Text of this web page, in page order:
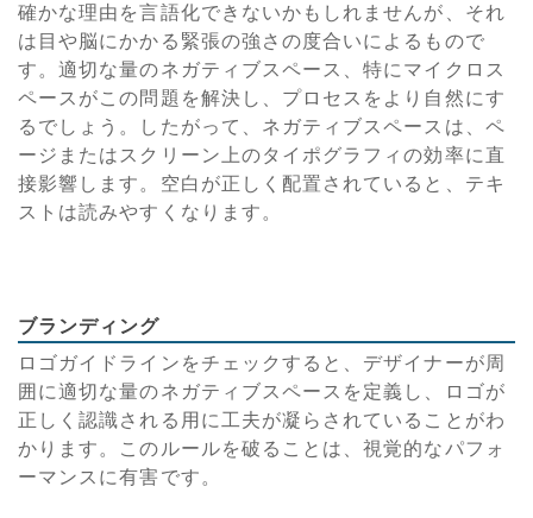
確かな理由を言語化できないかもしれませんが、それ
は目や脳にかかる緊張の強さの度合いによるもので
す。適切な量のネガティブスペース、特にマイクロス
ペースがこの問題を解決し、プロセスをより自然にす
るでしょう。したがって、ネガティブスペースは、ペ
ージまたはスクリーン上のタイポグラフィの効率に直
接影響します。空白が正しく配置されていると、テキ
ストは読みやすくなります。
ブランディング
ロゴガイドラインをチェックすると、デザイナーが周
囲に適切な量のネガティブスペースを定義し、ロゴが
正しく認識される用に工夫が凝らされていることがわ
かります。このルールを破ることは、視覚的なパフォ
ーマンスに有害です。